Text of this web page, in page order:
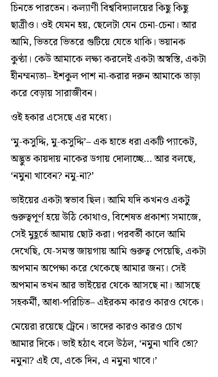
চিনতে পারতেন। কল্যাণী বিশ্ববিদ্যালয়ের কিছু কিছু
ছাত্রীও। ওই যেমন হয়, ছেলেটা যেন চেনা-চেনা। আর
আমি, ভিতরে ভিতরে গুটিয়ে যেতে থাকি। ভয়ানক
কুণ্ঠা। কেউ আমাকে লক্ষ্য করলেই একটা অস্বস্তি, একটা
হীনম্মন্যতা– ইশকুল পাশ না-করার দরুন আমাকে তাড়া
করে বেড়ায় সারাজীবন।
ওই হকার এসেছে এর মধ্যে।
‘মু-কসুদ্দি, মু-কসুদ্দি’– এক হাতে ধরা একটি প্যাকেট,
অদ্ভুত কায়দায় নাকের ডগায় দোলাচ্ছে… আর বলছে,
‘নমুনা খাবেন? নমু-না?’
ভাইয়ের একটা স্বভাব ছিল। আমি যদি কখনও একটু
গুরুত্বপূর্ণ হয়ে উঠি কোথাও, বিশেষত প্রকাশ্য সমাজে,
সেই মুহূর্তে আমায় ছোট করা। পরবর্তী কালে আমি
দেখেছি, যে-সমস্ত জায়গায় আমি গুরুত্ব পেয়েছি, একটা
অপমান অপেক্ষা করে থেকেছে আমার জন্য। সেই
অপমান তখন আর ভাইয়ের থেকে আসছে না। আসছে
সহকর্মী, আধা-পরিচিত– এইরকম কারও কারও থেকে।
মেয়েরা রয়েছে ট্রেনে। তাদের কারও কারও চোখ
আমার দিকে। ভাই হঠাৎ বলে উঠল, ‘নমুনা খাবি তো?
নমুনা? এই যে, একে দিন, এ নমুনা খাবে।’